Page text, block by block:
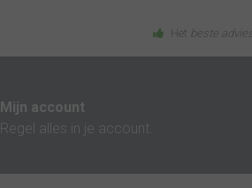
Het beste
Mijn account
Regel alles in je account.